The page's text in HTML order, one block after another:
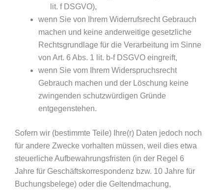
lit. f DSGVO),
wenn Sie von Ihrem Widerrufsrecht Gebrauch
machen und keine anderweitige gesetzliche
Rechtsgrundlage für die Verarbeitung im Sinne
von Art. 6 Abs. 1 lit. b-f DSGVO eingreift,
wenn Sie vom Ihrem Widerspruchsrecht
Gebrauch machen und der Löschung keine
zwingenden schutzwürdigen Gründe
entgegenstehen.
Sofern wir (bestimmte Teile) Ihre(r) Daten jedoch noch
für andere Zwecke vorhalten müssen, weil dies etwa
steuerliche Aufbewahrungsfristen (in der Regel 6
Jahre für Geschäftskorrespondenz bzw. 10 Jahre für
Buchungsbelege) oder die Geltendmachung,